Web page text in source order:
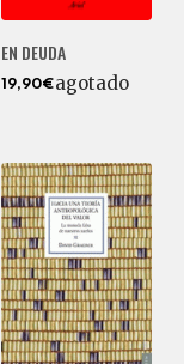
EN DEUDA
19,90€agotado